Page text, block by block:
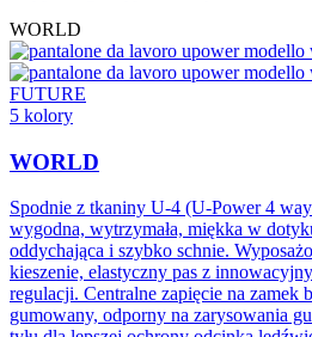
WORLD
FUTURE
5 kolory
WORLD
Spodnie z tkaniny U-4 (U-Power 4
wygodna, wytrzymała, miękka w
oddychająca i szybko schnie.
kieszenie, elastyczny pas z
regulacji. Centralne zapięcie na zamek
gumowany, odporny na zarysowania